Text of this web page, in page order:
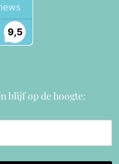
blijf op de hoogte: